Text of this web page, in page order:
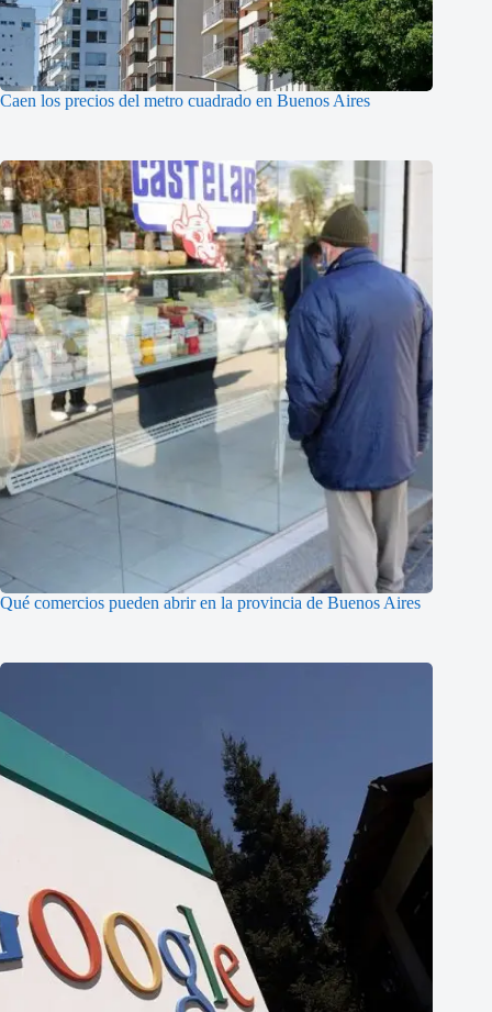
Caen los precios del metro cuadrado en Buenos Aires
Qué comercios pueden abrir en la provincia de Buenos Aires